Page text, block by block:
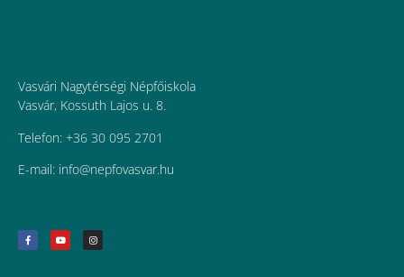
Vasvári Nagytérségi Népfőiskola
Vasvár, Kossuth Lajos u. 8.
Telefon: +36 30 095 2701
E-mail: uh.ravsavofpen@ofni